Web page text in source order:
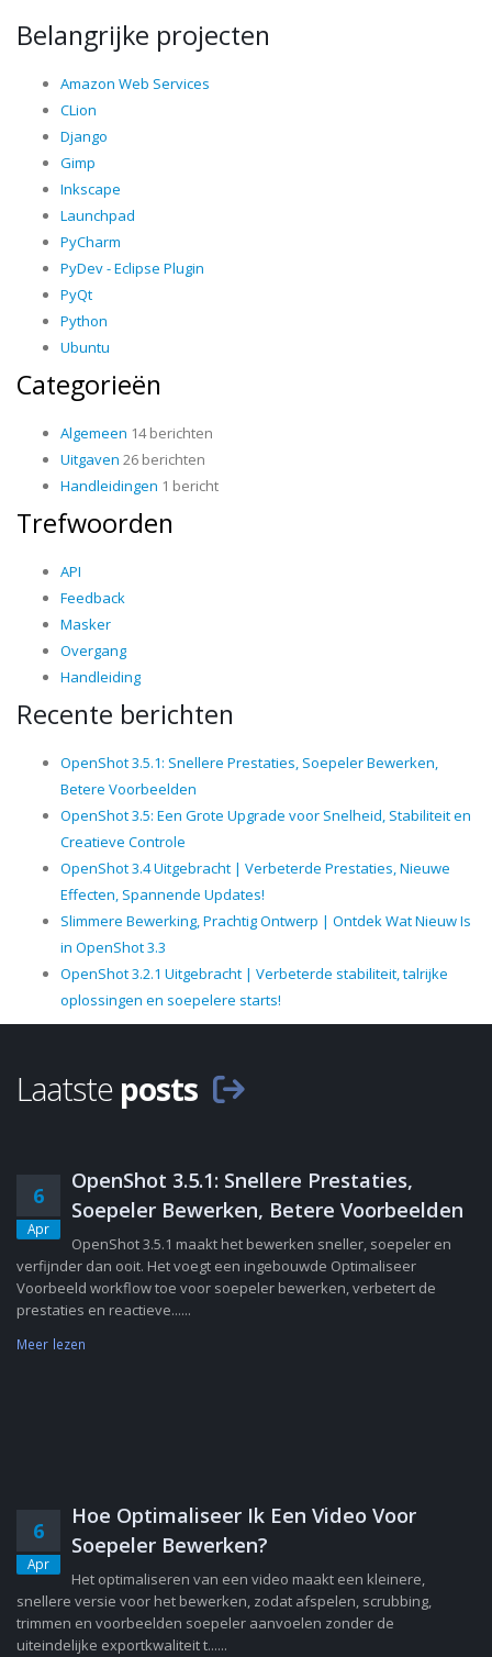
Belangrijke projecten
Amazon Web Services
CLion
Django
Gimp
Inkscape
Launchpad
PyCharm
PyDev - Eclipse Plugin
PyQt
Python
Ubuntu
Categorieën
Algemeen 14 berichten
Uitgaven 26 berichten
Handleidingen 1 bericht
Trefwoorden
API
Feedback
Masker
Overgang
Handleiding
Recente berichten
OpenShot 3.5.1: Snellere Prestaties, Soepeler Bewerken,
Betere Voorbeelden
OpenShot 3.5: Een Grote Upgrade voor Snelheid, Stabiliteit en
Creatieve Controle
OpenShot 3.4 Uitgebracht | Verbeterde Prestaties, Nieuwe
Effecten, Spannende Updates!
Slimmere Bewerking, Prachtig Ontwerp | Ontdek Wat Nieuw Is
in OpenShot 3.3
OpenShot 3.2.1 Uitgebracht | Verbeterde stabiliteit, talrijke
oplossingen en soepelere starts!
Laatste posts
6
Apr
OpenShot 3.5.1: Snellere Prestaties,
Soepeler Bewerken, Betere Voorbeelden
OpenShot 3.5.1 maakt het bewerken sneller, soepeler en
verfijnder dan ooit. Het voegt een ingebouwde Optimaliseer
Voorbeeld workflow toe voor soepeler bewerken, verbetert de
prestaties en reactieve......
Meer lezen
6
Apr
Hoe Optimaliseer Ik Een Video Voor
Soepeler Bewerken?
Het optimaliseren van een video maakt een kleinere,
snellere versie voor het bewerken, zodat afspelen, scrubbing,
trimmen en voorbeelden soepeler aanvoelen zonder de
uiteindelijke exportkwaliteit t......